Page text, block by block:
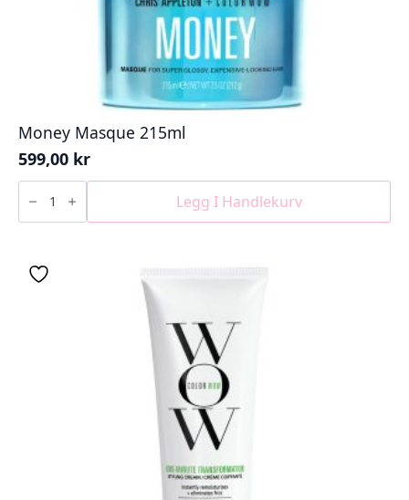
Money Masque 215ml
599,00 kr
Money
Masque
215ml
antall
Legg I Handlekurv